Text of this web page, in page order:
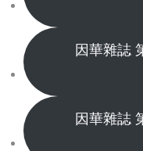
因華雜誌
因華雜誌